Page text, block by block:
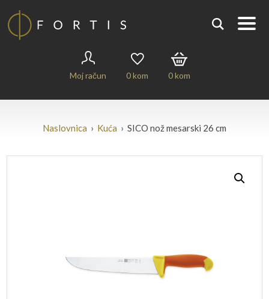
Moj račun 0kom 0kom
Naslovnica › Kuća › SICO nož mesarski 26 cm